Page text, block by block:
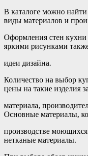
В каталоге можно
виды материалов и
Оформления стен
яркими рисунками
идеи дизайна.
Количество на выбор
цены на такие изделия
материала,
Основные материалы,
производстве
нетканые материалы.